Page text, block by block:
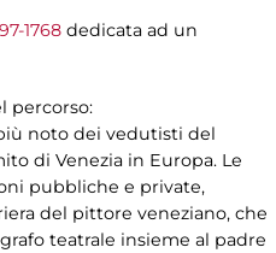
1768 dedicata ad un
percorso:
noto dei vedutisti del
di Venezia in Europa. Le
pubbliche e private,
del pittore veneziano, che
teatrale insieme al padre